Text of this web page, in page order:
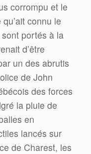
corrompu et le
connu le
portés à la
d’être
un des abrutis
de John
des forces
la pluie de
en
lancés sur
de Charest, les